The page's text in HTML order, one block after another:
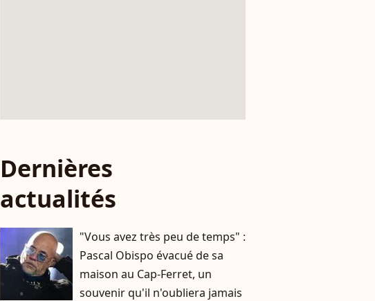
Dernières
actualités
"Vous avez très peu de temps" :
Pascal Obispo évacué de sa
maison au Cap-Ferret, un
souvenir qu'il n'oubliera jamais